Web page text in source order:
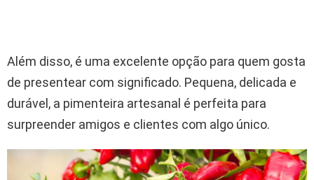
Além disso, é uma excelente opção para quem gosta
de presentear com significado. Pequena, delicada e
durável, a pimenteira artesanal é perfeita para
surpreender amigos e clientes com algo único.